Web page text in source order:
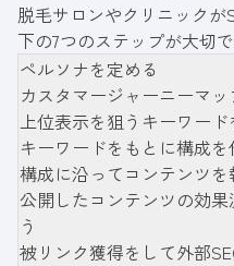
脱毛サロンやクリニック
下の7つのステップが大切で
ペルソナを定める
カスタマージャーニーマッ
上位表示を狙うキーワード
キーワードをもとに構成を
構成に沿ってコンテンツを
公開したコンテンツの効
う
被リンク獲得をして外部